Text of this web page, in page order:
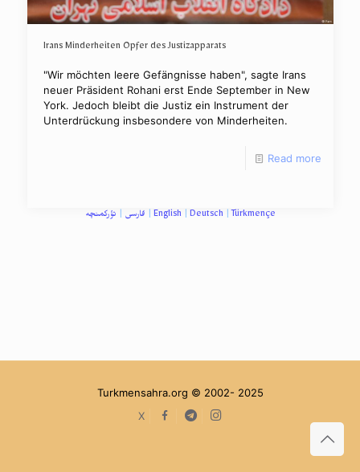
Irans Minderheiten Opfer des Justizapparats
"Wir möchten leere Gefängnisse haben", sagte Irans
neuer Präsident Rohani erst Ende September in New
York. Jedoch bleibt die Justiz ein Instrument der
Unterdrückung insbesondere von Minderheiten.
Read more
Turkmensahra.org © 2002- 2025
X
facebookTelegramInstagram
فارسی | تؤرکمنچه | English | Deutsch | Türkmençe